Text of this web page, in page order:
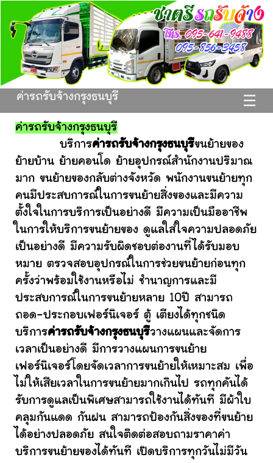
☰
ค่ารถรับจ้างกรุงธนบุรี
ค่ารถรับจ้างกรุงธนบุรี
บริการค่ารถรับจ้างกรุงธนบุรีขนย้ายของ
ย้ายบ้าน ย้ายคอนโด ย้ายอุปกรณ์สำนักงานปริมาณ
มาก ขนย้ายของกลับต่างจังหวัด พนักงานขนย้ายทุก
คนมีประสบการณ์ในการขนย้ายสิ่งของและมีความ
ตั้งใจในการบริการเป็นอย่างดี มีความเป็นมืออาชีพ
ในการให้บริการขนย้ายของ ดูแลใส่ใจความปลอดภัย
เป็นอย่างดี มีความรับผิดชอบต่องานที่ได้รับมอบ
หมาย ตรวจสอบอุปกรณ์ในการช่วยขนย้ายก่อนทุก
ครั้งว่าพร้อมใช้งานหรือไม่ ชำนาญการและมี
ประสบการณ์ในการขนย้ายหลาย 10ปี สามารถ
ถอด-ประกอบเฟอร์นิเจอร์ ตู้ เตียงได้ทุกชนิด
บริการค่ารถรับจ้างกรุงธนบุรีวางแผนและจัดการ
เวลาเป็นอย่างดี มีการวางแผนการขนย้าย
เฟอร์นิเจอร์โดยจัดเวลาการขนย้ายให้เหมาะสม เพื่อ
ไม่ให้เสียเวลาในการขนย้ายมากเกินไป รถทุกคันได้
รับการดูแลเป็นพิเศษสามารถใช้งานได้ทันที มีผ้าใบ
คลุมกันแดด กันฝน สามารถป้องกันสิ่งของที่ขนย้าย
ได้อย่างปลอดภัย สนใจติดต่อสอบถามราคาค่า
บริการขนย้ายของได้ทันที เปิดบริการทุกวันไม่มีวัน